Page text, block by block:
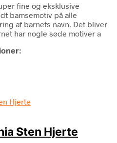
fine og eksklusive
bamsemotiv på alle
af barnets navn. Det bliver
har nogle søde motiver a
Sten Hjerte